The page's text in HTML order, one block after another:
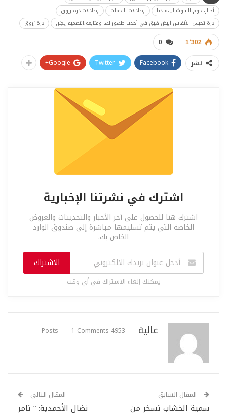
أخبار،نجوم،السوشيال،ميديا
إطلالات النجمات
إطلالات درة زروق
درة تحبس الأنفاس أبيض ضيق في أحدث ظهور لها ومتابعة،التصميم يجنن
درة زروق
0 1٬302
نشر Facebook
Twitter
Google+
اشترك في نشرتنا الإخبارية
اشترك هنا للحصول على آخر الأخبار والتحديثات والعروض
الخاصة التي يتم تسليمها مباشرة إلى صندوق الوارد
الخاص بك.
الاشتراك
يمكنك إلغاء الاشتراك في أي وقت
عالية 4953 Posts
1 Comments
المقال السابق
سمية الخشاب تسخر من
المقال التالي
نضال الأحمدية: ” تامر